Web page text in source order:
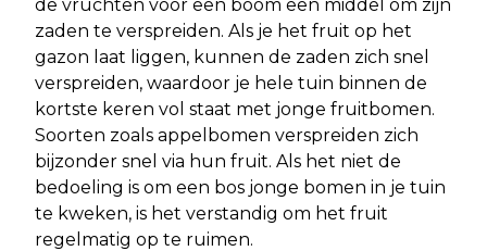
de vruchten voor een boom een middel om zijn
zaden te verspreiden. Als je het fruit op het
gazon laat liggen, kunnen de zaden zich snel
verspreiden, waardoor je hele tuin binnen de
kortste keren vol staat met jonge fruitbomen.
Soorten zoals appelbomen verspreiden zich
bijzonder snel via hun fruit. Als het niet de
bedoeling is om een bos jonge bomen in je tuin
te kweken, is het verstandig om het fruit
regelmatig op te ruimen.